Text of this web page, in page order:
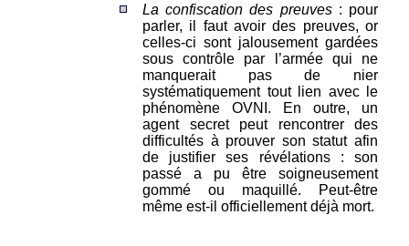
La confiscation des preuves: pour
parler, il faut avoir des preuves, or
celles-ci sont jalousement gardées
sous contrôle par l’armée qui ne
manquerait pas de nier
systématiquement tout lien avec le
phénomène OVNI. En outre, un
agent secret peut rencontrer des
difficultés à prouver son statut afin
de justifier ses révélations : son
passé a pu être soigneusement
gommé ou maquillé. Peut-être
même est-il officiellement déjà mort.